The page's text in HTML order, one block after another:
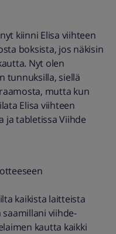
kiinni Elisa viihteen
boksista, jos näkisin
Nyt olen
tunnuksilla, siellä
mutta kun
Elisa viihteen
ja tabletissa Viihde
kaikista laitteista
viihde-
kautta kaikki